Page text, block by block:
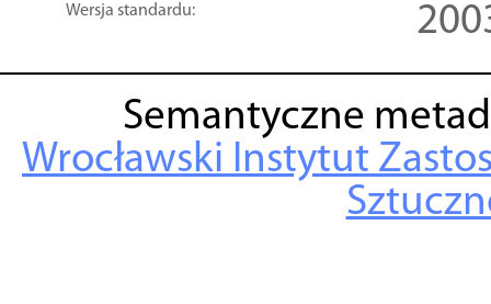
Wersja standardu:
Semantyczne
Wrocławski Instytut